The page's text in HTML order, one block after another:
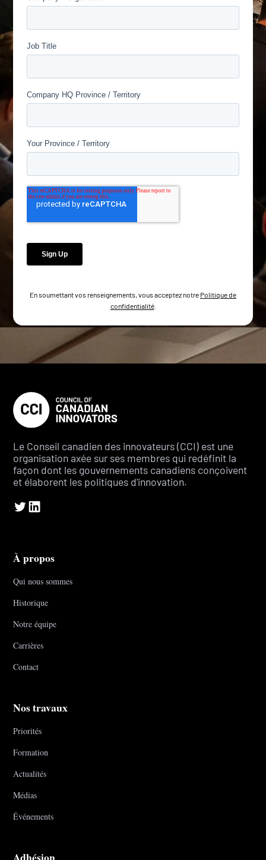
En soumettant vos renseignements, vous acceptez notre Politique de
confidentialité.
Le Conseil canadien des innovateurs (CCI) est une
organisation axée sur ses membres qui redéfinit la
façon dont les gouvernements canadiens conçoivent
et élaborent les politiques d'innovation.
À propos
Qui nous sommes
Historique
Notre équipe
Carrières
Contact
Nos travaux
Priorités
Formation
Actualités
Médias
Événements